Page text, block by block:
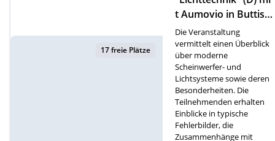
17 freie Plätze
t Aumovio in Buttish
olz
Die Veranstaltung
vermittelt einen Überblick
über moderne
Scheinwerfer- und
Lichtsysteme sowie deren
Besonderheiten. Die
Teilnehmenden erhalten
Einblicke in typische
Fehlerbilder, die
Zusammenhänge mit